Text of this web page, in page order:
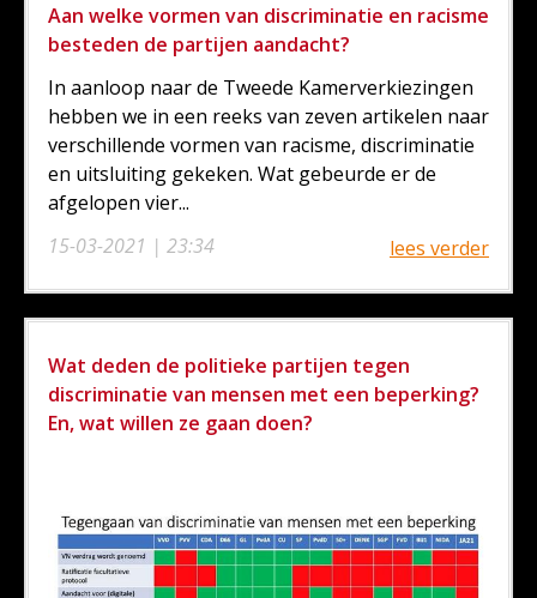
Aan welke vormen van discriminatie en racisme
besteden de partijen aandacht?
15-03-2021 | 23:34
In aanloop naar de Tweede Kamerverkiezingen
hebben we in een reeks van zeven artikelen naar
verschillende vormen van racisme, discriminatie
en uitsluiting gekeken. Wat gebeurde er de
afgelopen vier...
lees verder
Wat deden de politieke partijen tegen
discriminatie van mensen met een beperking?
En, wat willen ze gaan doen?